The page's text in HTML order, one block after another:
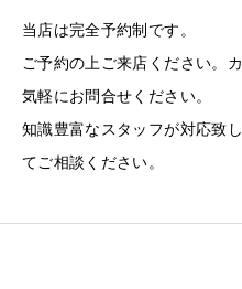
当店は完全予約制です。
ご予約の上ご来店ください。
気軽にお問合せください。
知識豊富なスタッフが対応致
てご相談ください。